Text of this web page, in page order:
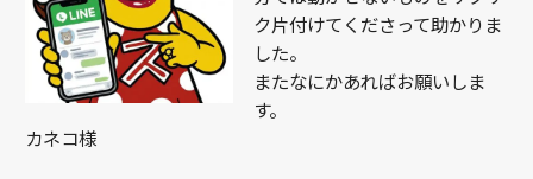
ク片付けてくださって助かりま
した。
またなにかあればお願いしま
す。
カネコ様